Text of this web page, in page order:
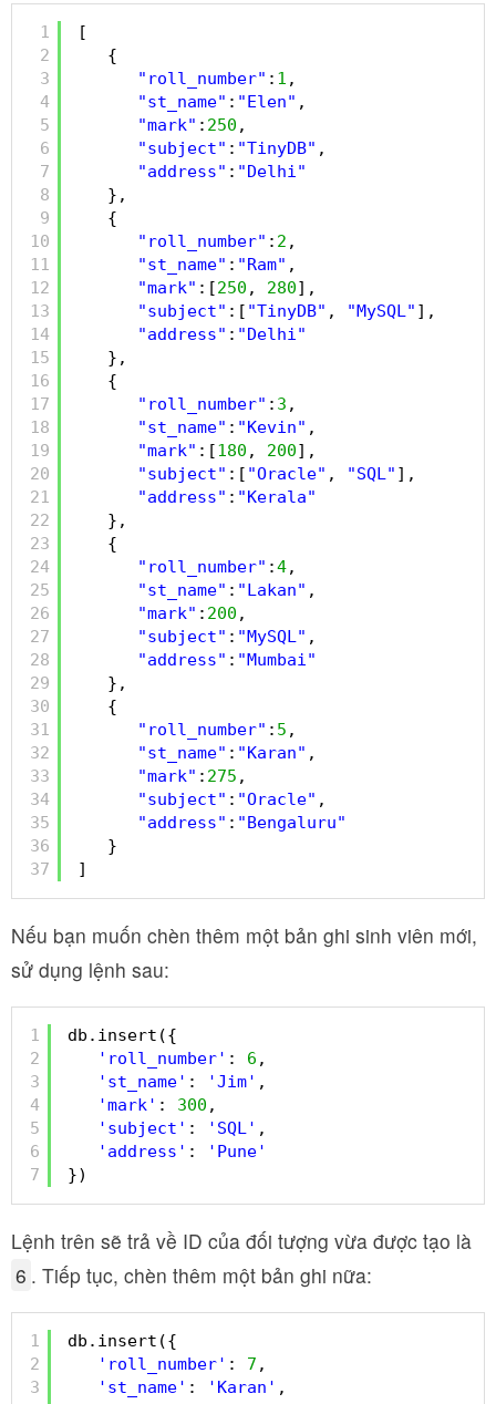
1
2
3
4
5
6
7
8
9
10
11
12
13
14
15
16
17
18
19
20
21
22
23
24
25
26
27
28
29
30
31
32
33
34
35
36
37
[
{
"roll_number" : 1 ,
"st_name" : "Elen" ,
"mark" : 250 ,
"subject" : "TinyDB" ,
"address" : "Delhi"
},
{
"roll_number" : 2 ,
"st_name" : "Ram" ,
"mark" :[250 , 280],
"subject" :[ "TinyDB" , "MySQL" ],
"address" : "Delhi"
},
{
"roll_number" : 3 ,
"st_name" : "Kevin" ,
"mark" :[180 , 200],
"subject" :[ "Oracle" , "SQL" ],
"address" : "Kerala"
},
{
"roll_number" :4,
"st_name" : "Lakan" ,
"mark" : 200 ,
"subject" : "MySQL" ,
"address" : "Mumbai"
},
{
"roll_number" : 5 ,
"st_name" : "Karan" ,
"mark" : 275 ,
"subject" : "Oracle" ,
"address" : "Bengaluru"
}
]
Nếu bạn muốn chèn thêm một bản ghi sinh viên mới,
sử dụng lệnh sau:
1
2
3
4
5
6
7
db.insert({
'roll_number' : 6 ,
'st_name' : 'Jim' ,
'mark' : 300 ,
'subject' : 'SQL' ,
'address' :
'Pune'
})
Lệnh trên sẽ trả về ID của đối tượng vừa được tạo là
6 . Tiếp tục, chèn thêm một bản ghi nữa:
1
2
3
db.insert({
'roll_number' : 7 ,
'st_name' : 'Karan' ,